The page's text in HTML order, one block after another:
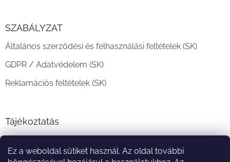
Ez a weboldal sütiket használ. Az oldal további
SZABÁLYZAT
Általános szerződési és felhasználási feltételek (SK)
GDPR / Adatvédelem (SK)
Reklamációs feltételek (SK)
Tájékoztatás
A vásárlás menete